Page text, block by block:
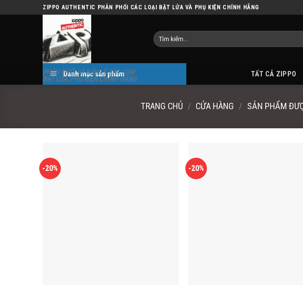
to
ZIPPO AUTHENTIC PHÂN PHỐI CÁC LOẠI BẬT LỬA VÀ PHỤ KIỆN CHÍNH HÃNG
PHÂN PHỐI VÀ BÁN LẺ CÁC LOẠI
BẬT LỬA, PHỤ KIỆN CHÍNH HÃNG
Tìm
kiếm:
Danh mục sản phẩm TẤT CẢ ZIPPO
TRANG CHỦ / CỬA HÀNG / SẢN PHẨM
-20% -20%